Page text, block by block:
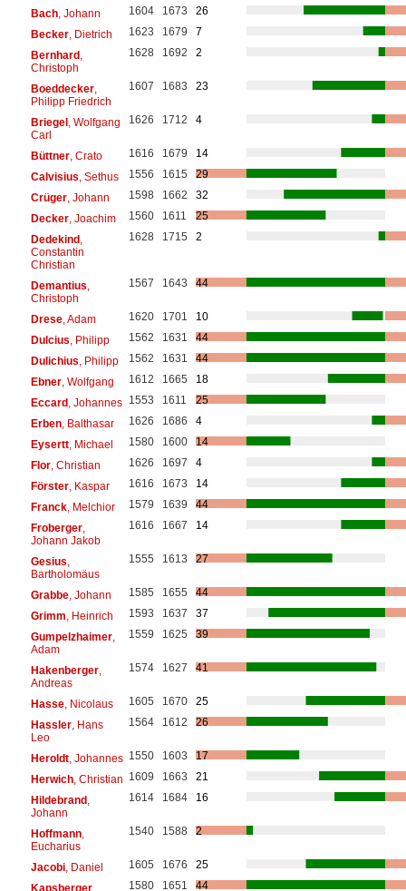
Bach, Johann 1604 1673
26
Becker, Dietrich 1623 1679
7
Bernhard,
Christoph
1628 1692 2
Boeddecker,
Philipp Friedrich
1607 1683 23
Briegel, Wolfgang
Carl
1626 1712 4
Büttner, Crato 1616 1679
14
Calvisius , Sethus 1556 1615
29
Crüger, Johann 1598 1662
32
Decker, Joachim 1560 1611
25
Dedekind,
Constantin
Christian
1628 1715 2
Demantius
Christoph
1567 1643 44
Drese, Adam 1620 1701
10
Dulcius , Philipp 1562 1631
44
Dulichius , Philipp 1562 1631
44
Ebner, Wolfgang 1612 1665
18
Eccard, Johannes 1553 1611
25
Erben, Balthasar 1626 1686
4
Eysertt, Michael 1580 1600
14
Flor, Christian 1626 1697
4
Förster, Kaspar 1616 1673
14
Franck, Melchior 1579 1639
44
Froberger,
Johann Jakob
1616 1667 14
Gesius
Bartholomäus
1555 1613 27
Grabbe, Johann 1585 1655
44
Grimm , Heinrich 1593 1637
37
Gumpelzhaimer,
Adam
1559 1625 39
Hakenberger,
Andreas
1574 1627 41
Hasse, Nicolaus 1605 1670
25
Hassler, Hans
Leo
1564 1612 26
Heroldt, Johannes 1550 1603
17
Herwich, Christian 1609 1663
21
Hildebrand,
Johann
1614 1684 16
Hoffmann,
Eucharius
1540 1588 2
Jacobi, Daniel 1605 1676
25
Kapsberger,
1580 1651 44